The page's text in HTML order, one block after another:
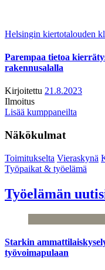
Helsingin kiertotalouden
Parempaa tietoa
rakennusalalla
Kirjoitettu 21.8.2023
Ilmoitus
Lisää kumppaneilta
Näkökulmat
Toimitukselta Vieraskynä
Työpaikat & työelämä
Työelämän
Starkin
työvoimapulaan